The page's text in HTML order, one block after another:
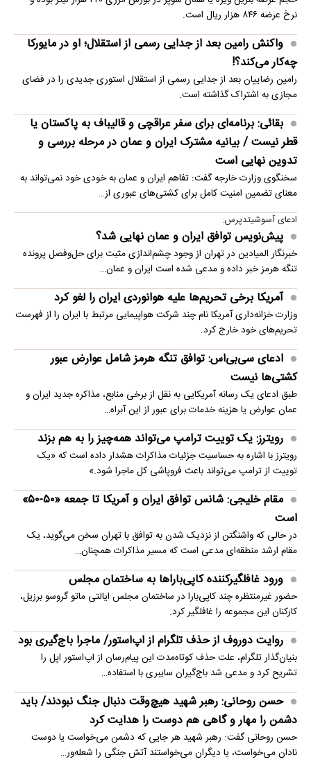
نرخ عرضه ۸۴۶ هزار ریال است.
واکنش رامین بعد از جدایی رسمی از استقلال؛ او در مایورکا
چه‌کار می‌کند؟!
رامین رضاییان بعد از جدایی رسمی از استقلال استوری جدیدی را در فضای
مجازی به اشتراک گذاشته است.
بقائی: برنامه‌ای برای سفر عراقچی و قالیباف به پاکستان یا
قطر نیست / بیانیه مشترک ایران و عمان در مرحله بررسی و
تدوین نهایی است
سخنگوی وزارت خارجه گفت: تفاهم ایران و عمان به خودی خود نمی‌تواند به
معنای تضمین امنیت کامل برای کشتی‌های عبوری از…
ادعای آسوشیتدپرس:
پیش‌نویس توافق ایران و عمان نهایی شد؟
خبرنگار المیادین در تهران از وجود چشم‌اندازی مثبت برای حل‌وفصل پرونده
تنگه هرمز خبر داده و مدعی شده است ایران و عمان…
آمریکا برخی تحریم‌ها علیه هوانوردی ایران را لغو کرد
وزارت خزانه‌داری آمریکا نام چند شرکت هواپیمایی مرتبط با ایران را از فهرست
تحریم‌های خود خارج کرد.
ادعای سی‌بی‌اس: توافق تنگه هرمز شامل عوارض عبور
کشتی‌ها نیست
طبق ادعای یک رسانه آمریکایی به نقل از برخی منابع، مذاکره جدید ایران و
عمان عوارض یا هزینه خدمات برای عبور از این آبراه…
رویترز: یک توییت ترامپ می‌تواند همه‌چیز را به هم بزند
رویترز با اشاره به حساسیت جزئیات مذاکرات هشدار داده است که «یک
توییت از ترامپ می‌تواند باعث فروپاشی کل ماجرا شود.»
مقام خلیجی: شانس توافق ایران و آمریکا تا جمعه «۵۰-۵۰»
است
در حالی که واشنگتن از نزدیک شدن به توافق با تهران سخن می‌گوید، یک
مقام ارشد منطقه‌ای مدعی است که مسیر مذاکرات همچنان…
ورود غافلگیرکننده کاپی‌باراها به ساختمان مجلس
حضور غیرمنتظره چند کاپی‌بارا در ساختمان مجلس ایالتی ماتو گروسو برزیل،
کارکنان این مجموعه را غافلگیر کرد.
روایت دوروف از حذف تلگرام از اپ‌استور/ ماجرا باج‌گیری بود
بنیان‌گذار تلگرام، علت حذف کوتاه‌مدت این پیام‌رسان از اپ‌استور اپل را
تشریح کرد و مدعی شد باج‌گیران سایبری با استفاده…
حسن روحانی: رهبر شهید هیچ‌وقت دنبال جنگ نبودند/ باید
دشمن را مهار و گاهی هم دوست را هدایت کرد
حسن روحانی گفت: رهبر شهید هر جایی که دشمن می‌خواست یا دوست
نادان می‌خواست، یا دیگران می‌خواستند آتش جنگی را شعله‌ور…